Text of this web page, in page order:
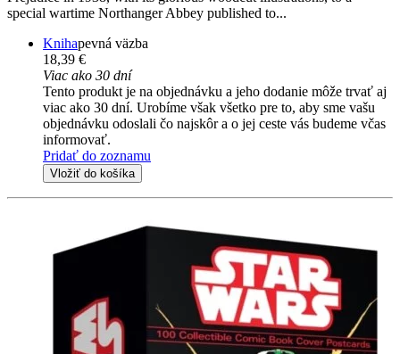
special wartime Northanger Abbey published to...
Knihapevná väzba
18,39 €
Viac ako 30 dní
Tento produkt je na objednávku a jeho dodanie môže trvať aj
viac ako 30 dní. Urobíme však všetko pre to, aby sme vašu
objednávku odoslali čo najskôr a o jej ceste vás budeme včas
informovať.
Pridať do zoznamu
Vložiť do košíka